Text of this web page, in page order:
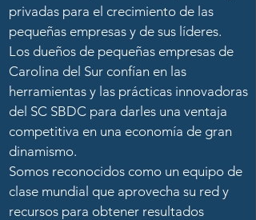
privadas para el crecimiento de las
pequeñas empresas y de sus líderes.
Los dueños de pequeñas empresas de
Carolina del Sur confían en las
herramientas y las prácticas innovadoras
del SC SBDC para darles una ventaja
competitiva en una economía de gran
dinamismo.
Somos reconocidos como un equipo de
clase mundial que aprovecha su red y
recursos para obtener resultados